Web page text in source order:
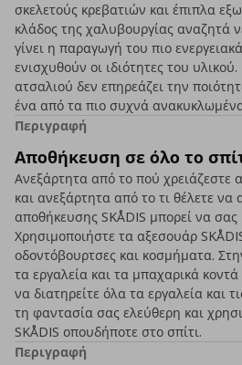
σκελετούς κρεβατιών και έπιπλα
κλάδος της χαλυβουργίας αναζητά
γίνει η παραγωγή του πιο
ενισχυθούν οι ιδιότητες του
ατσαλιού δεν επηρεάζει την
ένα από τα πιο συχνά
Περιγραφή
Αποθήκευση σε όλο το
Ανεξάρτητα από το πού χρειάζεστε
και ανεξάρτητα από το τι θέλετε
αποθήκευσης SKÅDIS μπορεί να σας
Χρησιμοποιήστε τα αξεσουάρ
οδοντόβουρτσες και κοσμήματα.
τα εργαλεία και τα μπαχαρικά
να διατηρείτε όλα τα εργαλεία και
τη φαντασία σας ελεύθερη και
SKÅDIS οπουδήποτε στο σπίτι.
Περιγραφή